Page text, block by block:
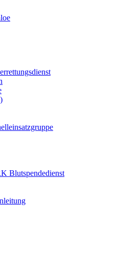
Blutspendedienst